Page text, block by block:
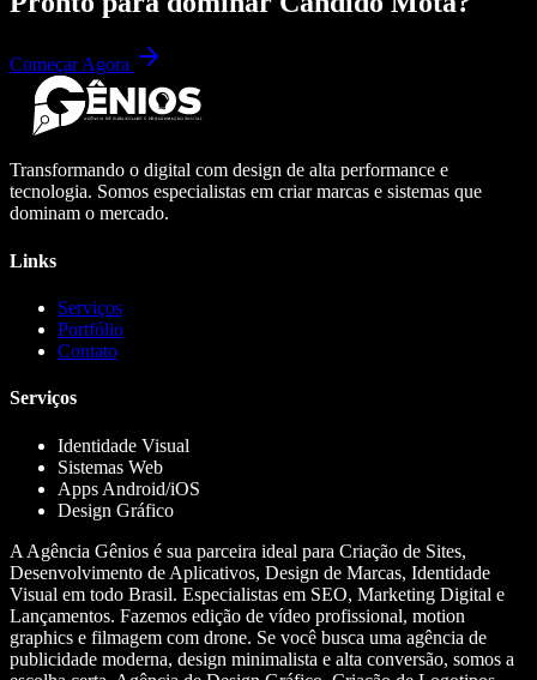
Começar Agora
Transformando o digital com design de alta performance e
tecnologia. Somos especialistas em criar marcas e sistemas que
dominam o mercado.
Links
Serviços
Portfólio
Contato
Serviços
Identidade Visual
Sistemas Web
Apps Android/iOS
Design Gráfico
A Agência Gênios é sua parceira ideal para Criação de Sites,
Desenvolvimento de Aplicativos, Design de Marcas, Identidade
Visual em todo Brasil. Especialistas em SEO, Marketing Digital e
Lançamentos. Fazemos edição de vídeo profissional, motion
graphics e filmagem com drone. Se você busca uma agência de
publicidade moderna, design minimalista e alta conversão, somos a